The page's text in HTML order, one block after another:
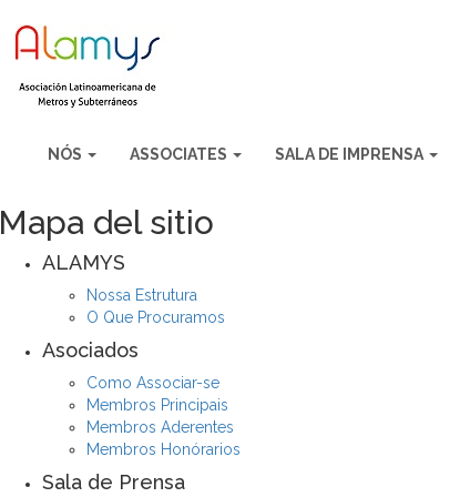
NÓS ASSOCIATES SALA DE IMPRENSA
Mapa del sitio
ALAMYS
Nossa Estrutura
O Que Procuramos
Asociados
Como Associar-se
Membros Principais
Membros Aderentes
Membros Honórarios
Sala de Prensa